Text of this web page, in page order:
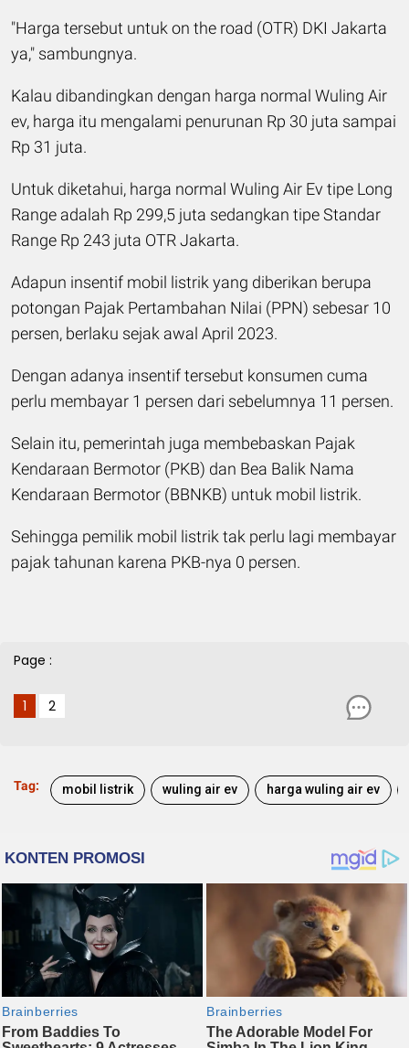
"Harga tersebut untuk on the road (OTR) DKI Jakarta
ya," sambungnya.
Kalau dibandingkan dengan harga normal Wuling Air
ev, harga itu mengalami penurunan Rp 30 juta sampai
Rp 31 juta.
Untuk diketahui, harga normal Wuling Air Ev tipe Long
Range adalah Rp 299,5 juta sedangkan tipe Standar
Range Rp 243 juta OTR Jakarta.
Adapun insentif mobil listrik yang diberikan berupa
potongan Pajak Pertambahan Nilai (PPN) sebesar 10
persen, berlaku sejak awal April 2023.
Dengan adanya insentif tersebut konsumen cuma
perlu membayar 1 persen dari sebelumnya 11 persen.
Selain itu, pemerintah juga membebaskan Pajak
Kendaraan Bermotor (PKB) dan Bea Balik Nama
Kendaraan Bermotor (BBNKB) untuk mobil listrik.
Sehingga pemilik mobil listrik tak perlu lagi membayar
pajak tahunan karena PKB-nya 0 persen.
Page :
1 2
Tag: mobil listrik wuling air ev harga wuling air ev